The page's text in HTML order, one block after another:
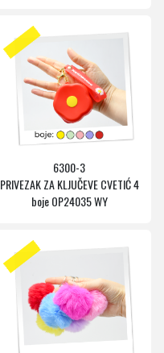
6300-3
PRIVEZAK ZA KLJUČEVE CVETIĆ 4
boje OP24035 WY